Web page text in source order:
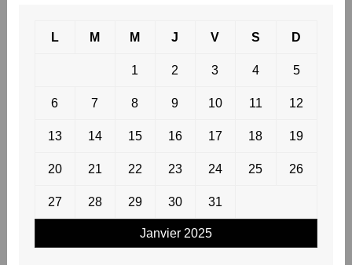
Janvier 2025
L M M J V S D
1 2 3 4 5
6 7 8 9 10 11 12
13 14 15 16 17 18 19
20 21 22 23 24 25 26
27 28 29 30 31